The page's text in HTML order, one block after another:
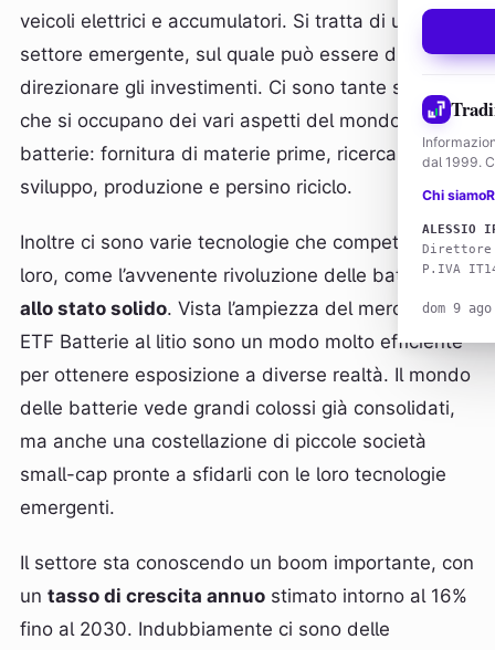
dal 1999.
Chi siamo
ALESSIO
Direttore
P.IVA
dom 9
veicoli elettrici e accumulatori. Si tratta di un
settore emergente, sul quale può essere difficile
direzionare gli investimenti. Ci sono tante società
che si occupano dei vari aspetti del mondo delle
batterie: fornitura di materie prime, ricerca e
sviluppo, produzione e persino riciclo.
Inoltre ci sono varie tecnologie che competono tra
loro, come l’avvenente rivoluzione delle batterie
allo stato solido. Vista l’ampiezza del mercato, gli
ETF Batterie al litio sono un modo molto efficiente
per ottenere esposizione a diverse realtà. Il mondo
delle batterie vede grandi colossi già consolidati,
ma anche una costellazione di piccole società
small-cap pronte a sfidarli con le loro tecnologie
emergenti.
Il settore sta conoscendo un boom importante, con
un tasso di crescita annuo stimato intorno al 16%
fino al 2030. Indubbiamente ci sono delle